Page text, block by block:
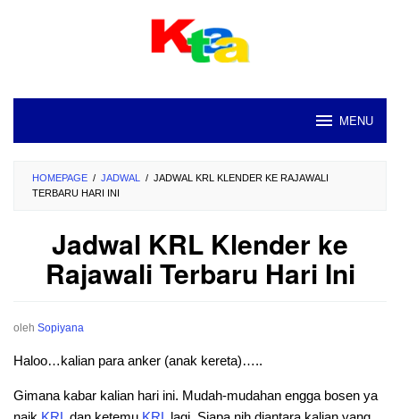
MENU
HOMEPAGE / JADWAL / JADWAL KRL KLENDER KE RAJAWALI
TERBARU HARI INI
Jadwal KRL Klender ke
Rajawali Terbaru Hari Ini
oleh Sopiyana
Haloo…kalian para anker (anak kereta)…..
Gimana kabar kalian hari ini. Mudah-mudahan engga bosen ya